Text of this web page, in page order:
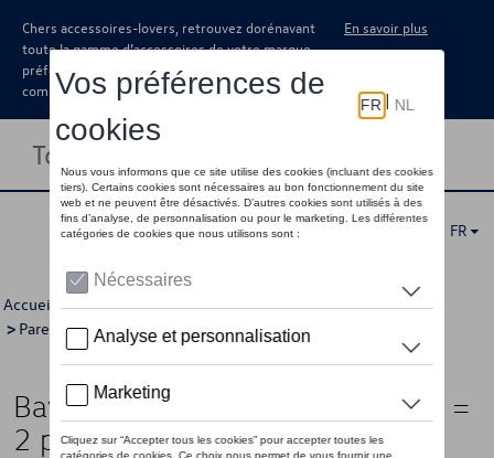
Chers accessoires-lovers, retrouvez dorénavant
toute la gamme d’accessoires de votre marque
préférée sous forme de catalogue à
commander auprès de votre concessionaire.
En savoir plus
Toggle navigation
FR
Accueil >Catalogue Volkswagen >Confort et protection
> Pare-boue > Détail
Bavette garde-boue, Avant, 1 jeu =
2 pièces